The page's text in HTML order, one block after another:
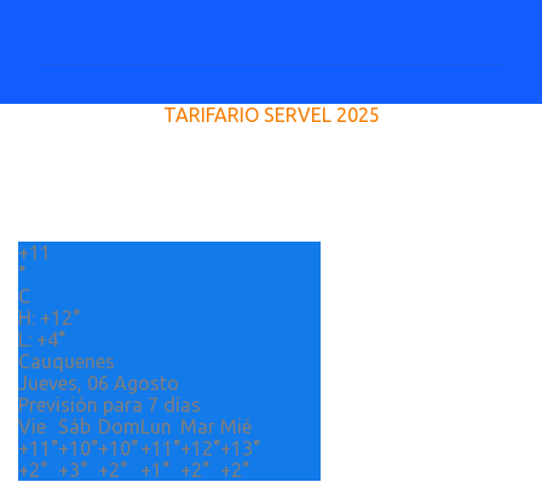
s
TARIFARIO SERVEL 2025
+11
°
C
H: +12°
L: +4°
Cauquenes
Jueves, 06 Agosto
Previsión para 7 días
Vie
Sáb DomLun Mar Mié
+11°+10°+10°+11°+12°+13°
+2° +3° +2° +1° +2° +2°